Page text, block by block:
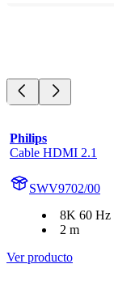
Philips
Cable HDMI 2.1
SWV9702/00
8K 60 Hz
2 m
Ver producto